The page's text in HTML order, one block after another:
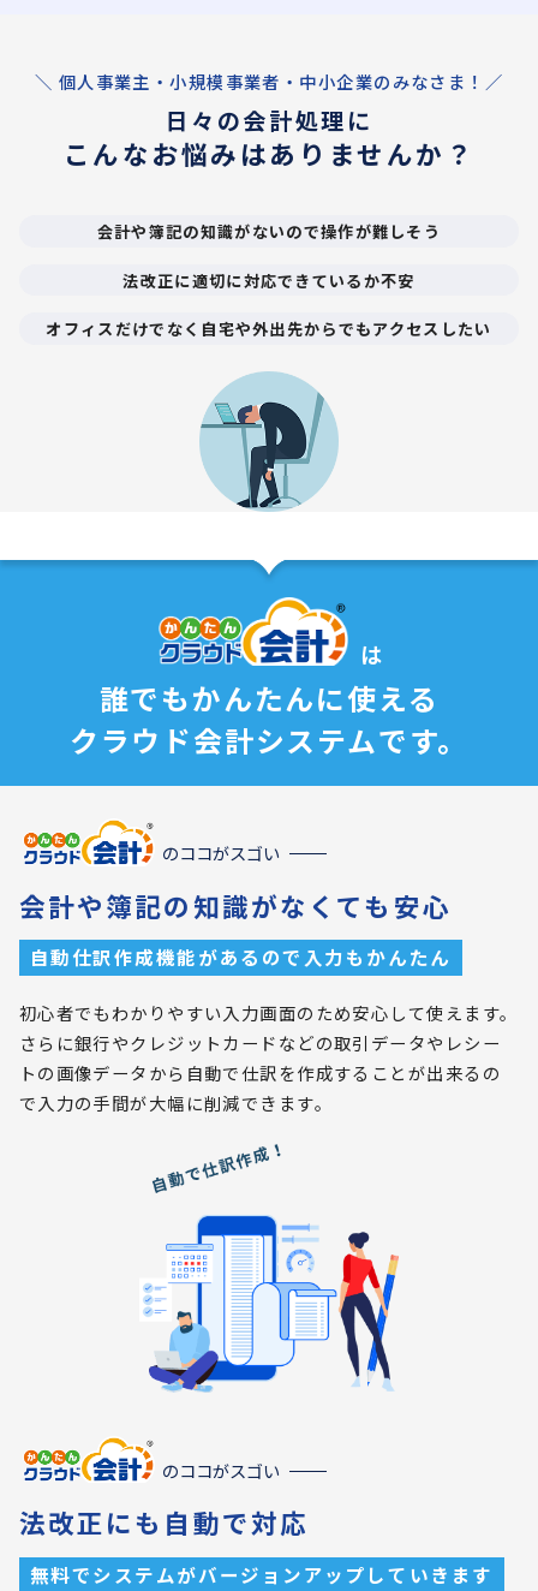
＼ 個人事業主・小規模事業者・中小企業のみなさま！／
日々の会計処理に
こんなお悩みはありませんか？
会計や簿記の知識がないので操作が難しそう
法改正に適切に対応できているか不安
オフィスだけでなく自宅や外出先からでもアクセスしたい
は
誰でもかんたんに使える
クラウド会計システムです。
のココがスゴい
会計や簿記の知識がなくても安心
自動仕訳作成機能があるので入力もかんたん
初心者でもわかりやすい入力画面のため安心して使えます。
さらに銀行やクレジットカードなどの取引データやレシー
トの画像データから自動で仕訳を作成することが出来るの
で入力の手間が大幅に削減できます。
のココがスゴい
法改正にも自動で対応
無料でシステムがバージョンアップしていきます